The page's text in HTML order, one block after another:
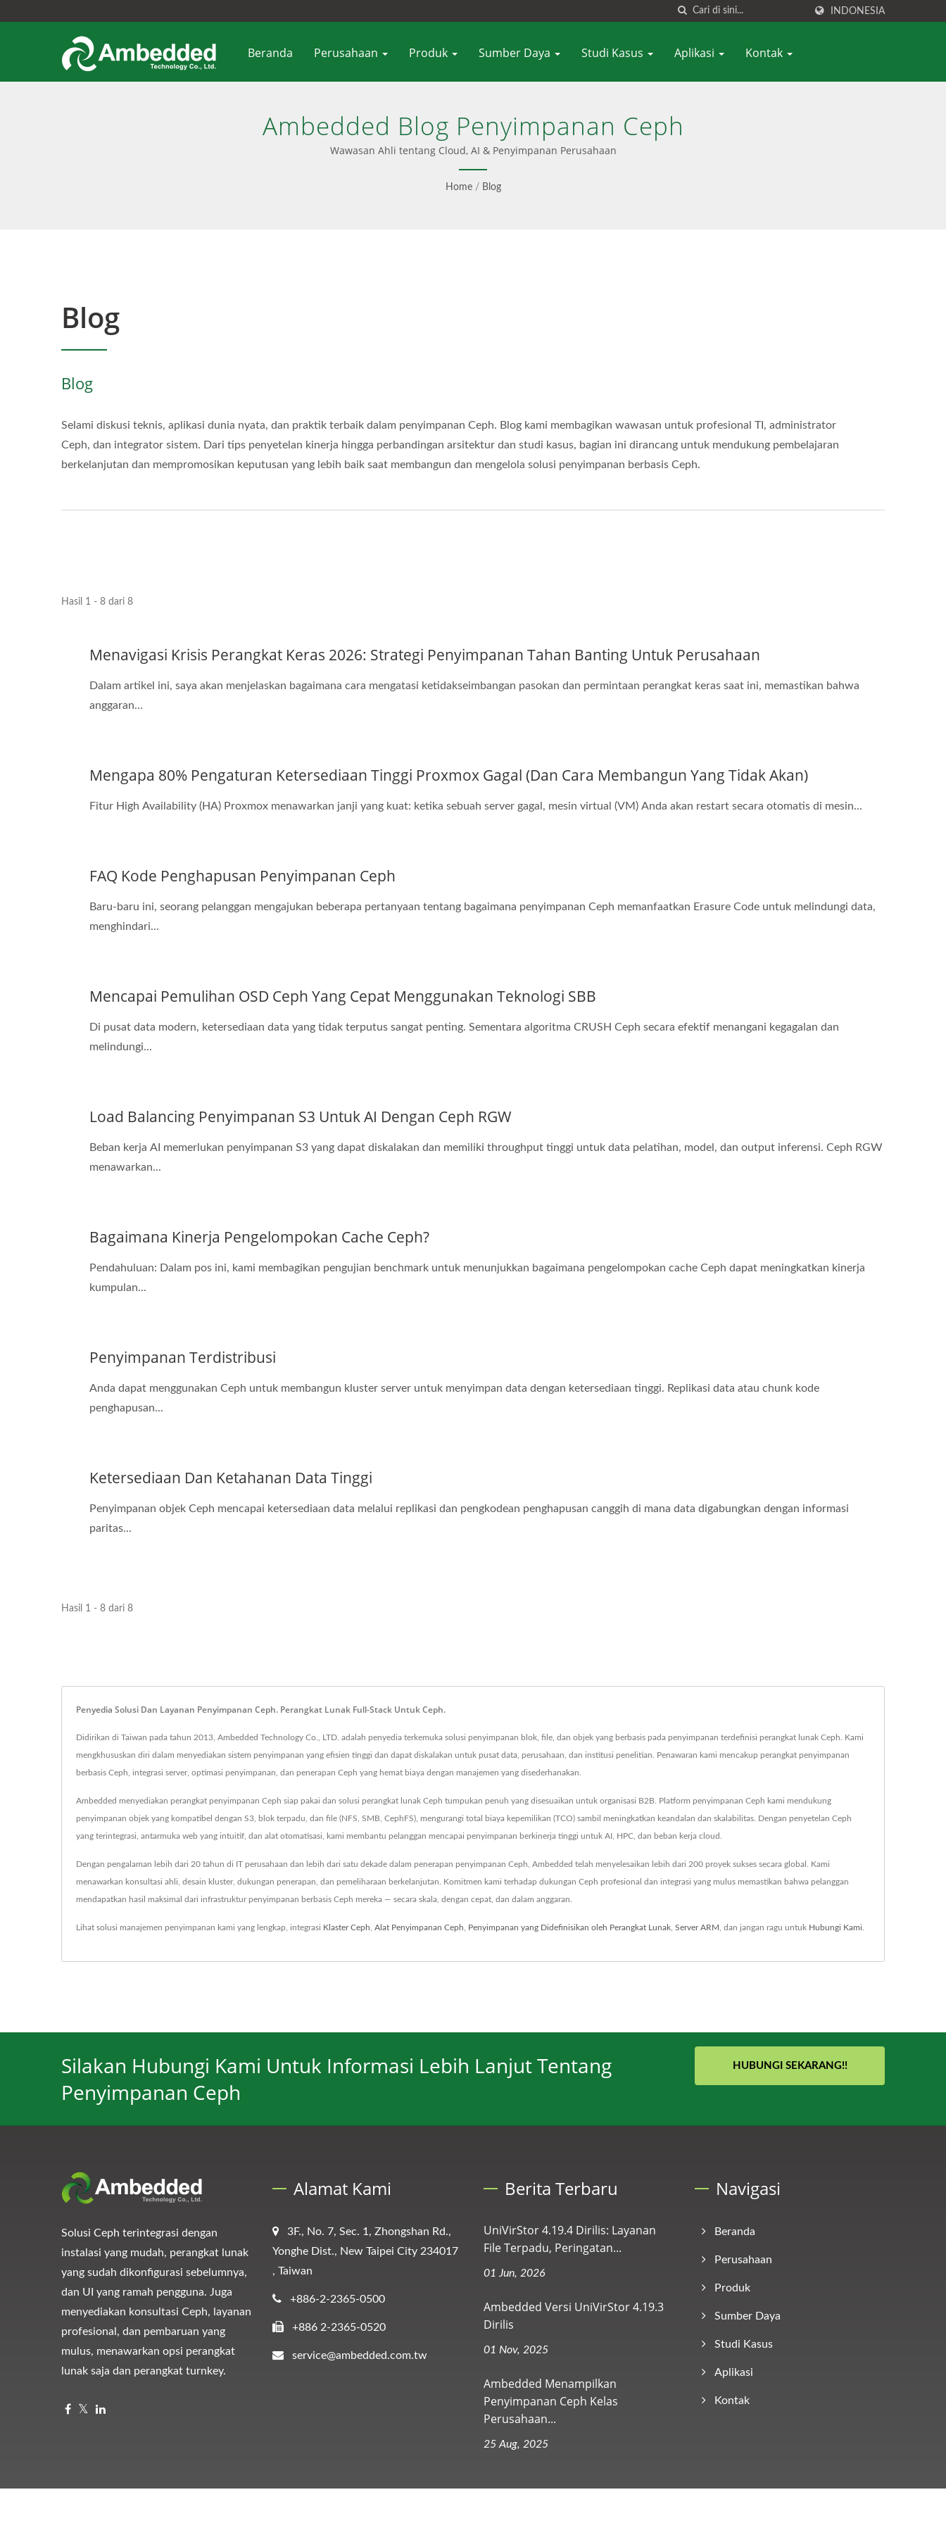
INDONESIA
Beranda Perusahaan Produk Sumber Daya Studi Kasus Aplikasi Kontak
Ambedded Blog Penyimpanan Ceph
Wawasan Ahli tentang Cloud, AI & Penyimpanan Perusahaan
Home / Blog
Blog
Blog
Selami diskusi teknis, aplikasi dunia nyata, dan praktik terbaik dalam penyimpanan Ceph. Blog kami membagikan wawasan untuk profesional TI, administrator
Ceph, dan integrator sistem. Dari tips penyetelan kinerja hingga perbandingan arsitektur dan studi kasus, bagian ini dirancang untuk mendukung pembelajaran
berkelanjutan dan mempromosikan keputusan yang lebih baik saat membangun dan mengelola solusi penyimpanan berbasis Ceph.
Hasil 1 - 8 dari 8
Menavigasi Krisis Perangkat Keras 2026: Strategi Penyimpanan Tahan Banting Untuk Perusahaan
Dalam artikel ini, saya akan menjelaskan bagaimana cara mengatasi ketidakseimbangan pasokan dan permintaan perangkat keras saat ini, memastikan bahwa
anggaran...
Mengapa 80% Pengaturan Ketersediaan Tinggi Proxmox Gagal (Dan Cara Membangun Yang Tidak Akan)
Fitur High Availability (HA) Proxmox menawarkan janji yang kuat: ketika sebuah server gagal, mesin virtual (VM) Anda akan restart secara otomatis di mesin...
FAQ Kode Penghapusan Penyimpanan Ceph
Baru-baru ini, seorang pelanggan mengajukan beberapa pertanyaan tentang bagaimana penyimpanan Ceph memanfaatkan Erasure Code untuk melindungi data,
menghindari...
Mencapai Pemulihan OSD Ceph Yang Cepat Menggunakan Teknologi SBB
Di pusat data modern, ketersediaan data yang tidak terputus sangat penting. Sementara algoritma CRUSH Ceph secara efektif menangani kegagalan dan
melindungi...
Load Balancing Penyimpanan S3 Untuk AI Dengan Ceph RGW
Beban kerja AI memerlukan penyimpanan S3 yang dapat diskalakan dan memiliki throughput tinggi untuk data pelatihan, model, dan output inferensi. Ceph RGW
menawarkan...
Bagaimana Kinerja Pengelompokan Cache Ceph?
Pendahuluan: Dalam pos ini, kami membagikan pengujian benchmark untuk menunjukkan bagaimana pengelompokan cache Ceph dapat meningkatkan kinerja
kumpulan...
Penyimpanan Terdistribusi
Anda dapat menggunakan Ceph untuk membangun kluster server untuk menyimpan data dengan ketersediaan tinggi. Replikasi data atau chunk kode
penghapusan...
Ketersediaan Dan Ketahanan Data Tinggi
Penyimpanan objek Ceph mencapai ketersediaan data melalui replikasi dan pengkodean penghapusan canggih di mana data digabungkan dengan informasi
paritas...
Hasil 1 - 8 dari 8
Penyedia Solusi Dan Layanan Penyimpanan Ceph. Perangkat Lunak Full-Stack Untuk Ceph.
Didirikan di Taiwan pada tahun 2013, Ambedded Technology Co., LTD. adalah penyedia terkemuka solusi penyimpanan blok, file, dan objek yang berbasis pada penyimpanan terdefinisi perangkat lunak Ceph. Kami
mengkhususkan diri dalam menyediakan sistem penyimpanan yang efisien tinggi dan dapat diskalakan untuk pusat data, perusahaan, dan institusi penelitian. Penawaran kami mencakup perangkat penyimpanan
berbasis Ceph, integrasi server, optimasi penyimpanan, dan penerapan Ceph yang hemat biaya dengan manajemen yang disederhanakan.
Ambedded menyediakan perangkat penyimpanan Ceph siap pakai dan solusi perangkat lunak Ceph tumpukan penuh yang disesuaikan untuk organisasi B2B. Platform penyimpanan Ceph kami mendukung
penyimpanan objek yang kompatibel dengan S3, blok terpadu, dan file (NFS, SMB, CephFS), mengurangi total biaya kepemilikan (TCO) sambil meningkatkan keandalan dan skalabilitas. Dengan penyetelan Ceph
yang terintegrasi, antarmuka web yang intuitif, dan alat otomatisasi, kami membantu pelanggan mencapai penyimpanan berkinerja tinggi untuk AI, HPC, dan beban kerja cloud.
Dengan pengalaman lebih dari 20 tahun di IT perusahaan dan lebih dari satu dekade dalam penerapan penyimpanan Ceph, Ambedded telah menyelesaikan lebih dari 200 proyek sukses secara global. Kami
menawarkan konsultasi ahli, desain kluster, dukungan penerapan, dan pemeliharaan berkelanjutan. Komitmen kami terhadap dukungan Ceph profesional dan integrasi yang mulus memastikan bahwa pelanggan
mendapatkan hasil maksimal dari infrastruktur penyimpanan berbasis Ceph mereka — secara skala, dengan cepat, dan dalam anggaran.
Lihat solusi manajemen penyimpanan kami yang lengkap, integrasi Klaster Ceph Alat Penyimpanan Ceph Penyimpanan yang Didefinisikan oleh Perangkat Lunak Server ARM , dan jangan ragu untuk Hubungi Kami
Silakan Hubungi Kami Untuk Informasi Lebih Lanjut Tentang
Penyimpanan Ceph
HUBUNGI SEKARANG!!
Solusi Ceph terintegrasi dengan
instalasi yang mudah, perangkat lunak
yang sudah dikonfigurasi sebelumnya,
dan UI yang ramah pengguna. Juga
menyediakan konsultasi Ceph, layanan
profesional, dan pembaruan yang
mulus, menawarkan opsi perangkat
lunak saja dan perangkat turnkey.
Alamat Kami
3F., No. 7, Sec. 1, Zhongshan Rd.,
Yonghe Dist., New Taipei City 234017
, Taiwan
+886-2-2365-0500
+886 2-2365-0520
service@ambedded.com.tw
Berita Terbaru
UniVirStor 4.19.4 Dirilis: Layanan
File Terpadu, Peringatan...
01 Jun, 2026
Ambedded Versi UniVirStor 4.19.3
Dirilis
01 Nov, 2025
Ambedded Menampilkan
Penyimpanan Ceph Kelas
Perusahaan...
25 Aug, 2025
Navigasi
Beranda
Perusahaan
Produk
Sumber Daya
Studi Kasus
Aplikasi
Kontak